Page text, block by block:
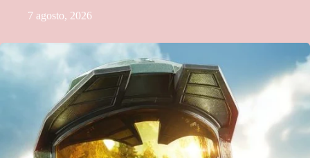
7 agosto, 2026